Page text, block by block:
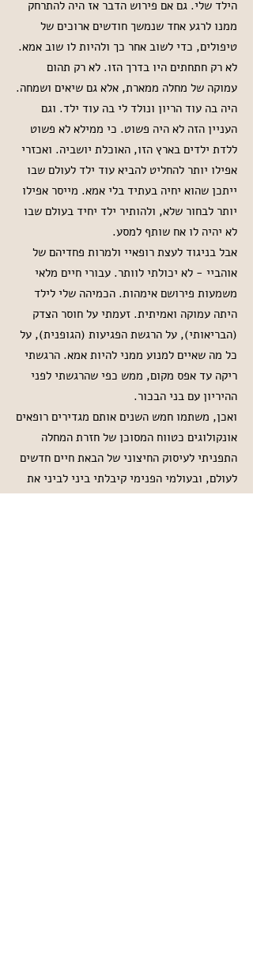
הילד שלי. גם אם פירוש הדבר אז היה להתרחק
ממנו לרגע אחד שנמשך חודשים ארוכים של
טיפולים, כדי לשוב אחר כך ולהיות לו שוב אמא.
לא רק חתחתים היו בדרך הזו. לא רק תהום
עמוקה של מחלה ממארת, אלא גם שיאים ושמחה.
היה בה עוד הריון ונולד לי בה עוד ילד. וגם
העניין הזה לא היה פשוט. כי ממילא לא פשוט
ללדת ילדים בארץ הזו, האוכלת יושביה. ואכזרי
אפילו יותר להחליט להביא עוד ילד לעולם שבו
ייתכן שהוא יחיה בעתיד בלי אמא. מייסר אפילו
יותר לבחור שלא, ולהותיר ילד יחיד בעולם שבו
לא יהיה לו אח שותף למסע.
אבל בניגוד לעצת רופאיי ולמרות פחדיהם של
אוהביי - לא יכולתי לוותר. עבורי חיים מלאי
משמעות פירושם אימהות. הכמיהה שלי לילד
היתה עמוקה ואמיתית. זעמתי על חוסר הצדק
(הבריאותי), על הרגשת הפגיעות (הגופנית), על
כל מה שאיים למנוע ממני להיות אמא. הרגשתי
ריקה עד אפס מקום, ממש כפי שהרגשתי לפני
ההיריון עם בני הבכור.
ואכן, משתמו חמש השנים אותם מגדירים רופאים
אונקולוגים כטווח המסוכן של חזרת המחלה
התפניתי לעיסוק החיצוני של הבאת חיים חדשים
לעולם, ובעולמי הפנימי קיבלתי ביני לביני את